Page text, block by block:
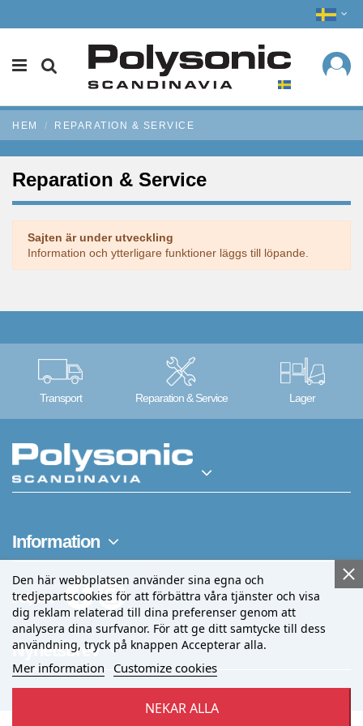
HEM REPARATION & SERVICE
Reparation & Service
Sajten är under utveckling
Information och ytterligare funktioner läggs till löpande.
Transport Reparation & Service Lager
Information
Den här webbplatsen använder sina egna och
tredjepartscookies för att förbättra våra tjänster och visa
dig reklam relaterad till dina preferenser genom att
analysera dina surfvanor. För att ge ditt samtycke till dess
användning, tryck på knappen Accepterar alla.
Mer information Customize cookies
NEKAR ALLA
Följ oss
Nyhetsbrev